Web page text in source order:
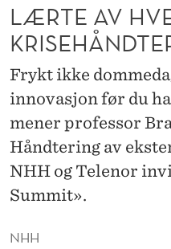
A
N
D
R
E
S
K
NHH
LÆRTE AV
Frykt ikke
innovasjon før du
mener professor
Håndtering av
NHH og Telenor
Summit».